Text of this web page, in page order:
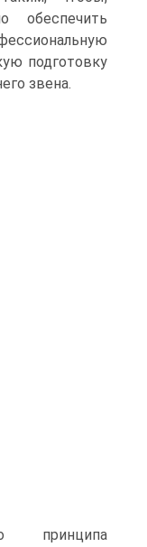
обеспечить
подготовку
звена.
принципа